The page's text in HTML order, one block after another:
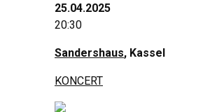
25.04.2025
20:30
Sandershaus, Kassel
KONCERT